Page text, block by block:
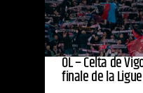
OL – Celta de
finale de la